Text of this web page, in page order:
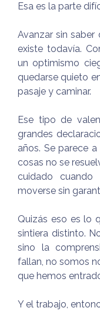
Esa es la parte
Avanzar sin
existe todavía.
un optimismo
quedarse quieto
pasaje y caminar.
Ese tipo de
grandes
años. Se parece
cosas no se
cuidado
moverse sin
Quizás eso es lo
sintiera distinto.
sino la
fallan, no somos
que hemos
Y el trabajo,